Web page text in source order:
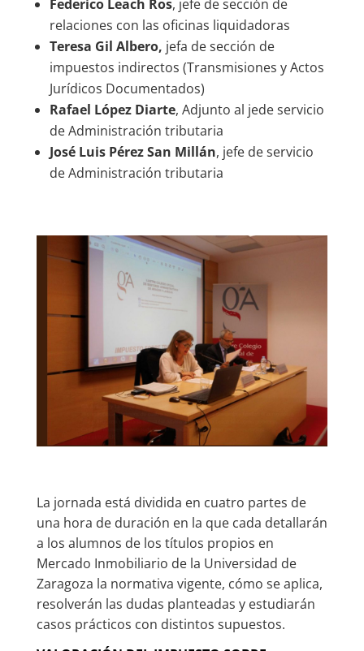
Federico Leach Ros, jefe de sección de
relaciones con las oficinas liquidadoras
Teresa Gil Albero, jefa de sección de
impuestos indirectos (Transmisiones y Actos
Jurídicos Documentados)
Rafael López Diarte, Adjunto al jede servicio
de Administración tributaria
José Luis Pérez San Millán, jefe de servicio
de Administración tributaria
La jornada está dividida en cuatro partes de
una hora de duración en la que cada detallarán
a los alumnos de los títulos propios en
Mercado Inmobiliario de la Universidad de
Zaragoza la normativa vigente, cómo se aplica,
resolverán las dudas planteadas y estudiarán
casos prácticos con distintos supuestos.